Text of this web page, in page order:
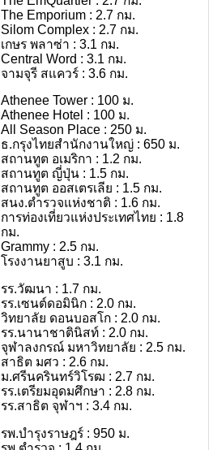
The Emporium : 2.7 กม.
Silom Complex : 2.7 กม.
เกษร พลาซ่า : 3.1 กม.
Central Word : 3.1 กม.
จามจุรี สแควร์ : 3.6 กม.
Athenee Tower : 100 ม.
Athenee Hotel : 100 ม.
All Season Place : 250 ม.
ธ.กรุงไทยสำนักงานใหญ่ : 650 ม.
สถานทูต อเมริกา : 1.2 กม.
สถานทูต ญี่ปุ่น : 1.5 กม.
สถานทูต ออสเตรเลีย : 1.5 กม.
สนง.ตำรวจแห่งชาติ : 1.6 กม.
การท่องเที่ยวแห่งประเทศไทย : 1.8
กม.
Grammy : 2.5 กม.
โรงงานยาสูบ : 3.1 กม.
รร.วัฒนา : 1.7 กม.
รร.เซนต์ดอมินิก : 2.0 กม.
วิทยาลัย ดอนบอสโก : 2.0 กม.
รร.นานาชาตินิสท์ : 2.0 กม.
จุฬาลงกรณ์ มหาวิทยาลัย : 2.5 กม.
สาธิต มศว : 2.6 กม.
ม.ศรีนครินทร์วิโรฒ : 2.7 กม.
รร.เตรียมอุดมศึกษา : 2.8 กม.
รร.สาธิต จุฬาฯ : 3.4 กม.
รพ.บำรุงราษฎร์ : 950 ม.